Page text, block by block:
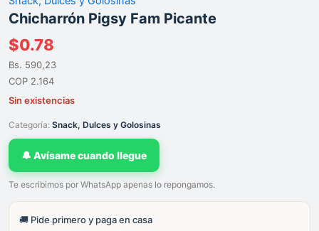
Chicharrón Pigsy Fam Picante
$0.78
Bs. 590,23
COP 2.164
Sin existencias
Categoría: Snack, Dulces y Golosinas
🔔 Avísame cuando llegue
Te escribimos por WhatsApp apenas lo repongamos.
🚚 Pide primero y paga en casa